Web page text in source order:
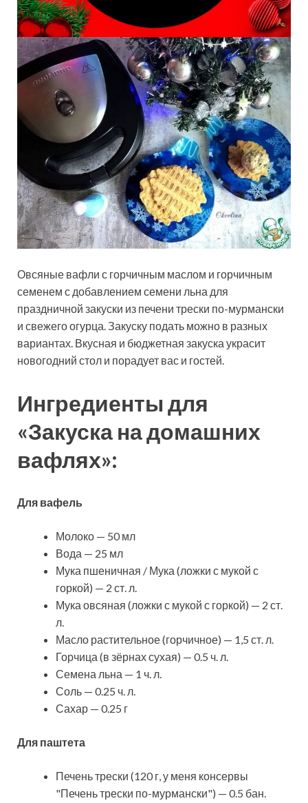
Овсяные вафли с горчичным маслом и горчичным
семенем с добавлением семени льна для
праздничной закуски из печени трески по-мурмански
и свежего огурца. Закуску подать можно в разных
вариантах. Вкусная и бюджетная закуска украсит
новогодний стол и порадует вас и гостей.
Ингредиенты для
«Закуска на домашних
вафлях»:
Для вафель
Молоко — 50 мл
Вода — 25 мл
Мука пшеничная / Мука (ложки с мукой с
горкой) — 2 ст. л.
Мука овсяная (ложки с мукой с горкой) — 2 ст.
л.
Масло растительное (горчичное) — 1,5 ст. л.
Горчица (в зёрнах сухая) — 0.5 ч. л.
Семена льна — 1 ч. л.
Соль — 0.25 ч. л.
Сахар — 0.25 г
Для паштета
Печень трески (120 г, у меня консервы
"Печень трески по-мурмански") — 0.5 бан.